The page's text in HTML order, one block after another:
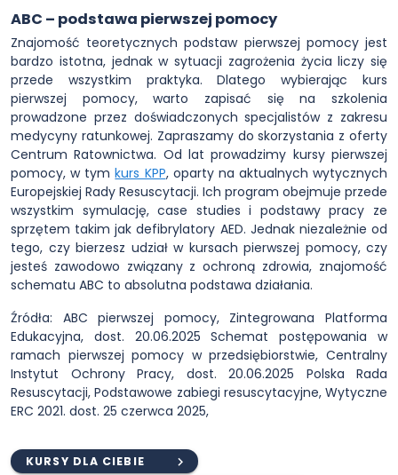
ABC – podstawa pierwszej pomocy
Znajomość teoretycznych podstaw pierwszej pomocy jest
bardzo istotna, jednak w sytuacji zagrożenia życia liczy się
przede wszystkim praktyka. Dlatego wybierając kurs
pierwszej pomocy, warto zapisać się na szkolenia
prowadzone przez doświadczonych specjalistów z zakresu
medycyny ratunkowej. Zapraszamy do skorzystania z oferty
Centrum Ratownictwa. Od lat prowadzimy kursy pierwszej
pomocy, w tymkurs KPP, oparty na aktualnych wytycznych
Europejskiej Rady Resuscytacji. Ich program obejmuje przede
wszystkim symulację, case studies i podstawy pracy ze
sprzętem takim jak defibrylatory AED. Jednak niezależnie od
tego, czy bierzesz udział w kursach pierwszej pomocy, czy
jesteś zawodowo związany z ochroną zdrowia, znajomość
schematu ABC to absolutna podstawa działania.
Źródła: ABC pierwszej pomocy, Zintegrowana Platforma
Edukacyjna, dost. 20.06.2025 Schemat postępowania w
ramach pierwszej pomocy w przedsiębiorstwie, Centralny
Instytut Ochrony Pracy, dost. 20.06.2025 Polska Rada
Resuscytacji, Podstawowe zabiegi resuscytacyjne, Wytyczne
ERC 2021. dost. 25 czerwca 2025,
KURSY DLA CIEBIE